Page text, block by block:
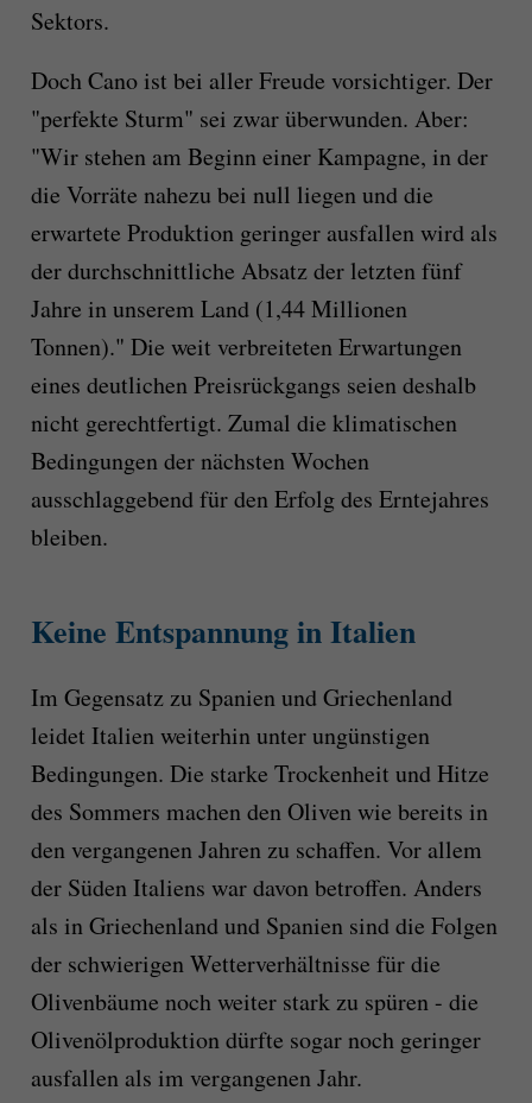
Sektors.
Doch Cano ist bei aller Freude vorsichtiger. Der
"perfekte Sturm" sei zwar überwunden. Aber:
"Wir stehen am Beginn einer Kampagne, in der
die Vorräte nahezu bei null liegen und die
erwartete Produktion geringer ausfallen wird als
der durchschnittliche Absatz der letzten fünf
Jahre in unserem Land (1,44 Millionen
Tonnen)." Die weit verbreiteten Erwartungen
eines deutlichen Preisrückgangs seien deshalb
nicht gerechtfertigt. Zumal die klimatischen
Bedingungen der nächsten Wochen
ausschlaggebend für den Erfolg des Erntejahres
bleiben.
Keine Entspannung in Italien
Im Gegensatz zu Spanien und Griechenland
leidet Italien weiterhin unter ungünstigen
Bedingungen. Die starke Trockenheit und Hitze
des Sommers machen den Oliven wie bereits in
den vergangenen Jahren zu schaffen. Vor allem
der Süden Italiens war davon betroffen. Anders
als in Griechenland und Spanien sind die Folgen
der schwierigen Wetterverhältnisse für die
Olivenbäume noch weiter stark zu spüren - die
Olivenölproduktion dürfte sogar noch geringer
ausfallen als im vergangenen Jahr.